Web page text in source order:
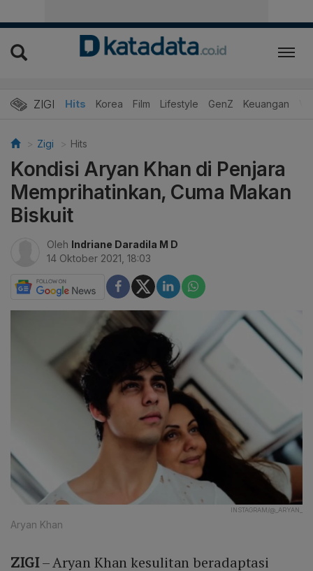
ZIGI Hits Korea Film Lifestyle GenZ Keuangan
Zigi Hits
Kondisi Aryan Khan di Penjara
Memprihatinkan, Cuma Makan
Biskuit
Oleh Indriane Daradila M D
14 Oktober 2021, 18:03
INSTAGRAM/@_ARYAN_
Aryan Khan
ZIGI– Aryan Khan kesulitan beradaptasi